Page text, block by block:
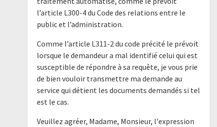
l’article L300-4 du Code des relations entre le
public et l’administration.
Comme l’article L311-2 du code précité le prévoit
lorsque le demandeur a mal identifié celui qui est
susceptible de répondre à sa requête, je vous prie
de bien vouloir transmettre ma demande au
service qui détient les documents demandés si tel
est le cas.
Veuillez agréer, Madame, Monsieur, l'expression